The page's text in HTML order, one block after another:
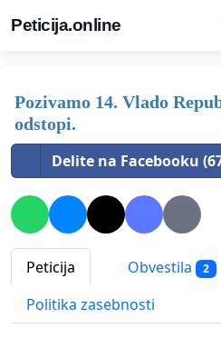
Peticija.online
Pozivamo 14. Vlado
odstopi.
Delite na Facebooku
Peticija Obvestila 2
Politika zasebnosti